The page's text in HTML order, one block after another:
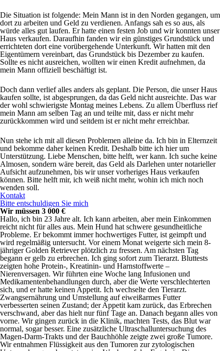
Die Situation ist folgende: Mein Mann ist in den Norden gegangen, um
dort zu arbeiten und Geld zu verdienen. Anfangs sah es so aus, als
würde alles gut laufen. Er hatte einen festen Job und wir konnten unser
Haus verkaufen. Daraufhin fanden wir ein günstiges Grundstück und
errichteten dort eine vorübergehende Unterkunft. Wir hatten mit den
Eigentümern vereinbart, das Grundstück bis Dezember zu kaufen.
Sollte es nicht ausreichen, wollten wir einen Kredit aufnehmen, da
mein Mann offiziell beschäftigt ist.
Doch dann verlief alles anders als geplant. Die Person, die unser Haus
kaufen sollte, ist abgesprungen, da das Geld nicht ausreichte. Das war
der wohl schwierigste Montag meines Lebens. Zu allem Überfluss rief
mein Mann am selben Tag an und teilte mit, dass er nicht mehr
zurückkommen wird und seitdem ist er nicht mehr erreichbar.
Nun stehe ich mit all diesen Problemen alleine da. Ich bin in Elternzeit
und bekomme daher keinen Kredit. Deshalb bitte ich hier um
Unterstützung. Liebe Menschen, bitte helft, wer kann. Ich suche keine
Almosen, sondern wäre bereit, das Geld als Darlehen unter notarieller
Aufsicht aufzunehmen, bis wir unser vorheriges Haus verkaufen
können. Bitte helft mir, ich weiß nicht mehr, wohin ich mich noch
wenden soll.
Kontakt
Bitte entschuldigen Sie mich
Wir müssen 3 000 €
Hallo, ich bin 23 Jahre alt. Ich kann arbeiten, aber mein Einkommen
reicht nicht für alles aus. Mein Hund hat schwere gesundheitliche
Probleme. Er bekommt immer hochwertiges Futter, ist geimpft und
wird regelmäßig untersucht. Vor einem Monat weigerte sich mein 8-
jähriger Golden Retriever plötzlich zu fressen. Am nächsten Tag
begann er gelb zu erbrechen. Ich ging sofort zum Tierarzt. Bluttests
zeigten hohe Protein-, Kreatinin- und Harnstoffwerte –
Nierenversagen. Wir führten eine Woche lang Infusionen und
Medikamentenbehandlungen durch, aber die Werte verschlechterten
sich, und er hatte keinen Appetit. Ich wechselte den Tierarzt.
Zwangsernährung und Umstellung auf eiweißarmes Futter
verbesserten seinen Zustand; der Appetit kam zurück, das Erbrechen
verschwand, aber das hielt nur fünf Tage an. Danach begann alles von
vorne. Wir gingen zurück in die Klinik, machten Tests, das Blut war
normal, sogar besser. Eine zusätzliche Ultraschalluntersuchung des
Magen-Darm-Trakts und der Bauchhöhle zeigte zwei große Tumore.
Wir entnahmen Flüssigkeit aus den Tumoren zur zytologischen